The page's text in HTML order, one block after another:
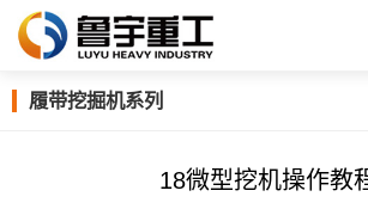
履带挖掘机系列
18微型挖机操作教